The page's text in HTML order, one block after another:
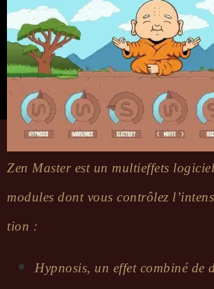
Zen Master est un multief­fets
modules dont vous contrô­lez
tion :
Hypno­sis, un effet combiné de